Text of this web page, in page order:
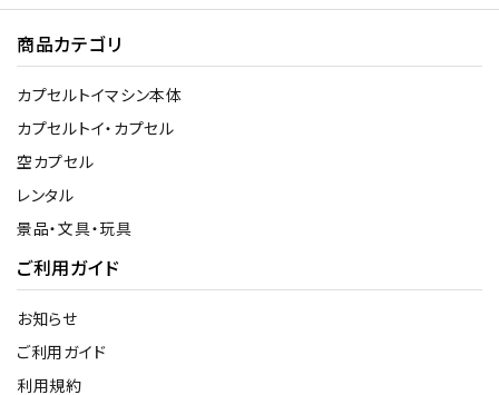
商品カテゴリ
カプセルトイマシン本体
カプセルトイ・カプセル
空カプセル
レンタル
景品・文具・玩具
ご利用ガイド
お知らせ
ご利用ガイド
利用規約